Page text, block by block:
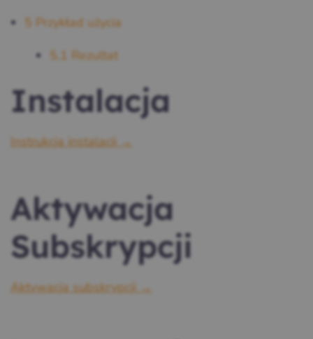
5 Przykład użycia
5.1 Rezultat
Instalacja
Instrukcja instalacji →
Aktywacja
Subskrypcji
Aktywacja subskrypcji →